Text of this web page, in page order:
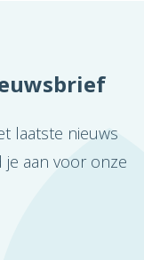
laatste nieuws
aan voor onze